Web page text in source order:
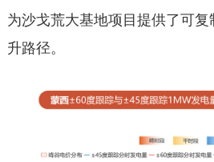
为沙戈荒大基地项目提供了可
升路径。